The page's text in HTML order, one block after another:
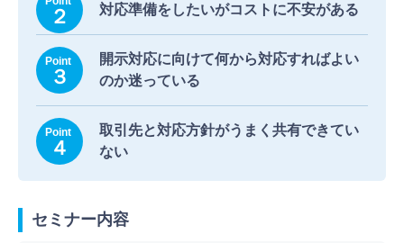
対応準備をしたいがコストに不安がある
開示対応に向けて何から対応すればよい
のか迷っている
取引先と対応方針がうまく共有できてい
ない
セミナー内容